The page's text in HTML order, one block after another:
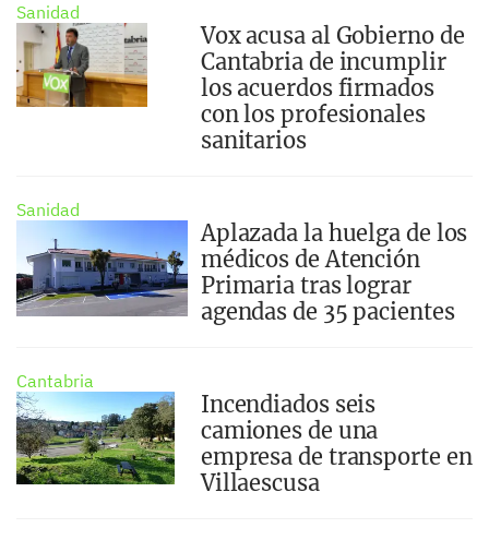
Sanidad
Vox acusa al Gobierno de
Cantabria de incumplir
los acuerdos firmados
con los profesionales
sanitarios
Sanidad
Aplazada la huelga de los
médicos de Atención
Primaria tras lograr
agendas de 35 pacientes
Cantabria
Incendiados seis
camiones de una
empresa de transporte en
Villaescusa